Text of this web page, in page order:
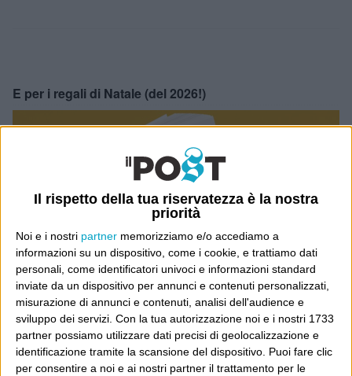
Il rispetto della tua riservatezza è la nostra
priorità
Noi e i nostri partner memorizziamo e/o accediamo a
informazioni su un dispositivo, come i cookie, e trattiamo dati
personali, come identificatori univoci e informazioni standard
inviate da un dispositivo per annunci e contenuti personalizzati,
misurazione di annunci e contenuti, analisi dell'audience e
sviluppo dei servizi. Con la tua autorizzazione noi e i nostri 1733
partner possiamo utilizzare dati precisi di geolocalizzazione e
identificazione tramite la scansione del dispositivo. Puoi fare clic
per consentire a noi e ai nostri partner il trattamento per le
E per i regali di Natale (del 2026!)